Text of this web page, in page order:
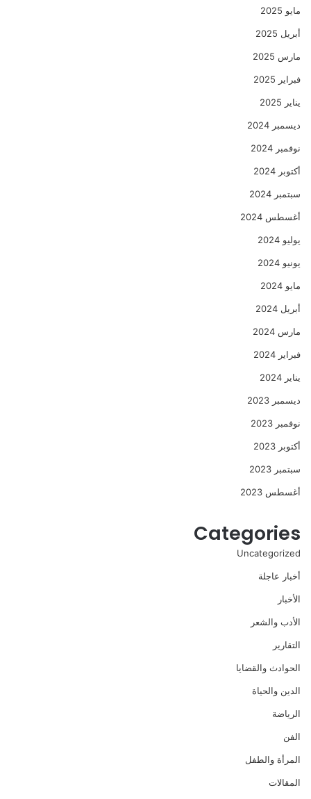
مايو 2025
أبريل 2025
مارس 2025
فبراير 2025
يناير 2025
ديسمبر 2024
نوفمبر 2024
أكتوبر 2024
سبتمبر 2024
أغسطس 2024
يوليو 2024
يونيو 2024
مايو 2024
أبريل 2024
مارس 2024
فبراير 2024
يناير 2024
ديسمبر 2023
نوفمبر 2023
أكتوبر 2023
سبتمبر 2023
أغسطس 2023
Categories
Uncategorized
أخبار عاجلة
الأخبار
الأدب والشعر
التقارير
الحوادث والقضايا
الدين والحياة
الرياضة
الفن
المرأة والطفل
المقالات